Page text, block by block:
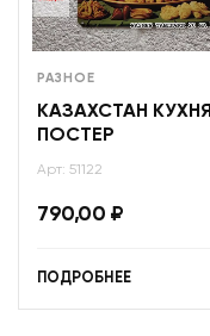
РАЗНОЕ
КАЗАХСТАН КУХНЯ
ПОСТЕР
Арт: 51122
790,00 ₽
ПОДРОБНЕЕ